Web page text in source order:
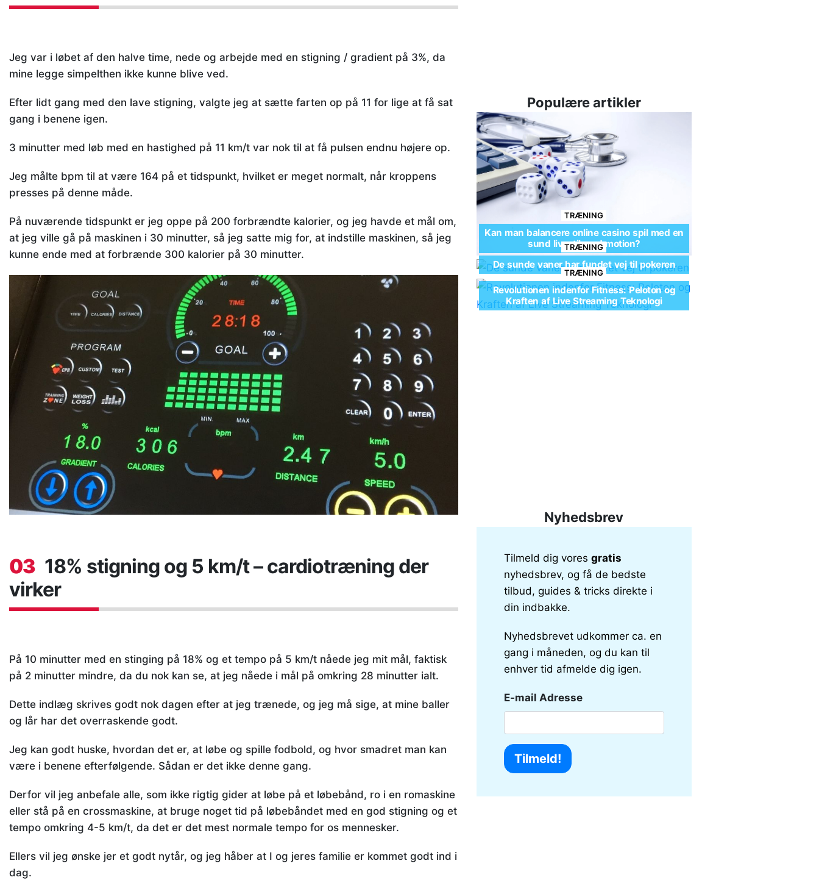
Jeg var i løbet af den halve time, nede og arbejde med en stigning / gradient på 3%, da
mine legge simpelthen ikke kunne blive ved.
Efter lidt gang med den lave stigning, valgte jeg at sætte farten op på 11 for lige at få sat
gang i benene igen.
3 minutter med løb med en hastighed på 11 km/t var nok til at få pulsen endnu højere op.
Jeg målte bpm til at være 164 på et tidspunkt, hvilket er meget normalt, når kroppens
presses på denne måde.
På nuværende tidspunkt er jeg oppe på 200 forbrændte kalorier, og jeg havde et mål om,
at jeg ville gå på maskinen i 30 minutter, så jeg satte mig for, at indstille maskinen, så jeg
kunne ende med at forbrænde 300 kalorier på 30 minutter.
03 18% stigning og 5 km/t – cardiotræning der
virker
På 10 minutter med en stinging på 18% og et tempo på 5 km/t nåede jeg mit mål, faktisk
på 2 minutter mindre, da du nok kan se, at jeg nåede i mål på omkring 28 minutter ialt.
Dette indlæg skrives godt nok dagen efter at jeg trænede, og jeg må sige, at mine baller
og lår har det overraskende godt.
Jeg kan godt huske, hvordan det er, at løbe og spille fodbold, og hvor smadret man kan
være i benene efterfølgende. Sådan er det ikke denne gang.
Derfor vil jeg anbefale alle, som ikke rigtig gider at løbe på et løbebånd, ro i en romaskine
eller stå på en crossmaskine, at bruge noget tid på løbebåndet med en god stigning og et
tempo omkring 4-5 km/t, da det er det mest normale tempo for os mennesker.
Ellers vil jeg ønske jer et godt nytår, og jeg håber at I og jeres familie er kommet godt ind i
dag.
Populære artikler
TRÆNING
Kan man balancere online casino spil med en
sund livsstil med motion?
TRÆNING
De sunde vaner har fundet vej til pokeren
TRÆNING
Revolutionen indenfor Fitness: Peloton og
Kraften af Live Streaming Teknologi
Nyhedsbrev
Tilmeld dig vores gratis
nyhedsbrev, og få de bedste
tilbud, guides & tricks direkte i
din indbakke.
Nyhedsbrevet udkommer ca. en
gang i måneden, og du kan til
enhver tid afmelde dig igen.
E-mail Adresse